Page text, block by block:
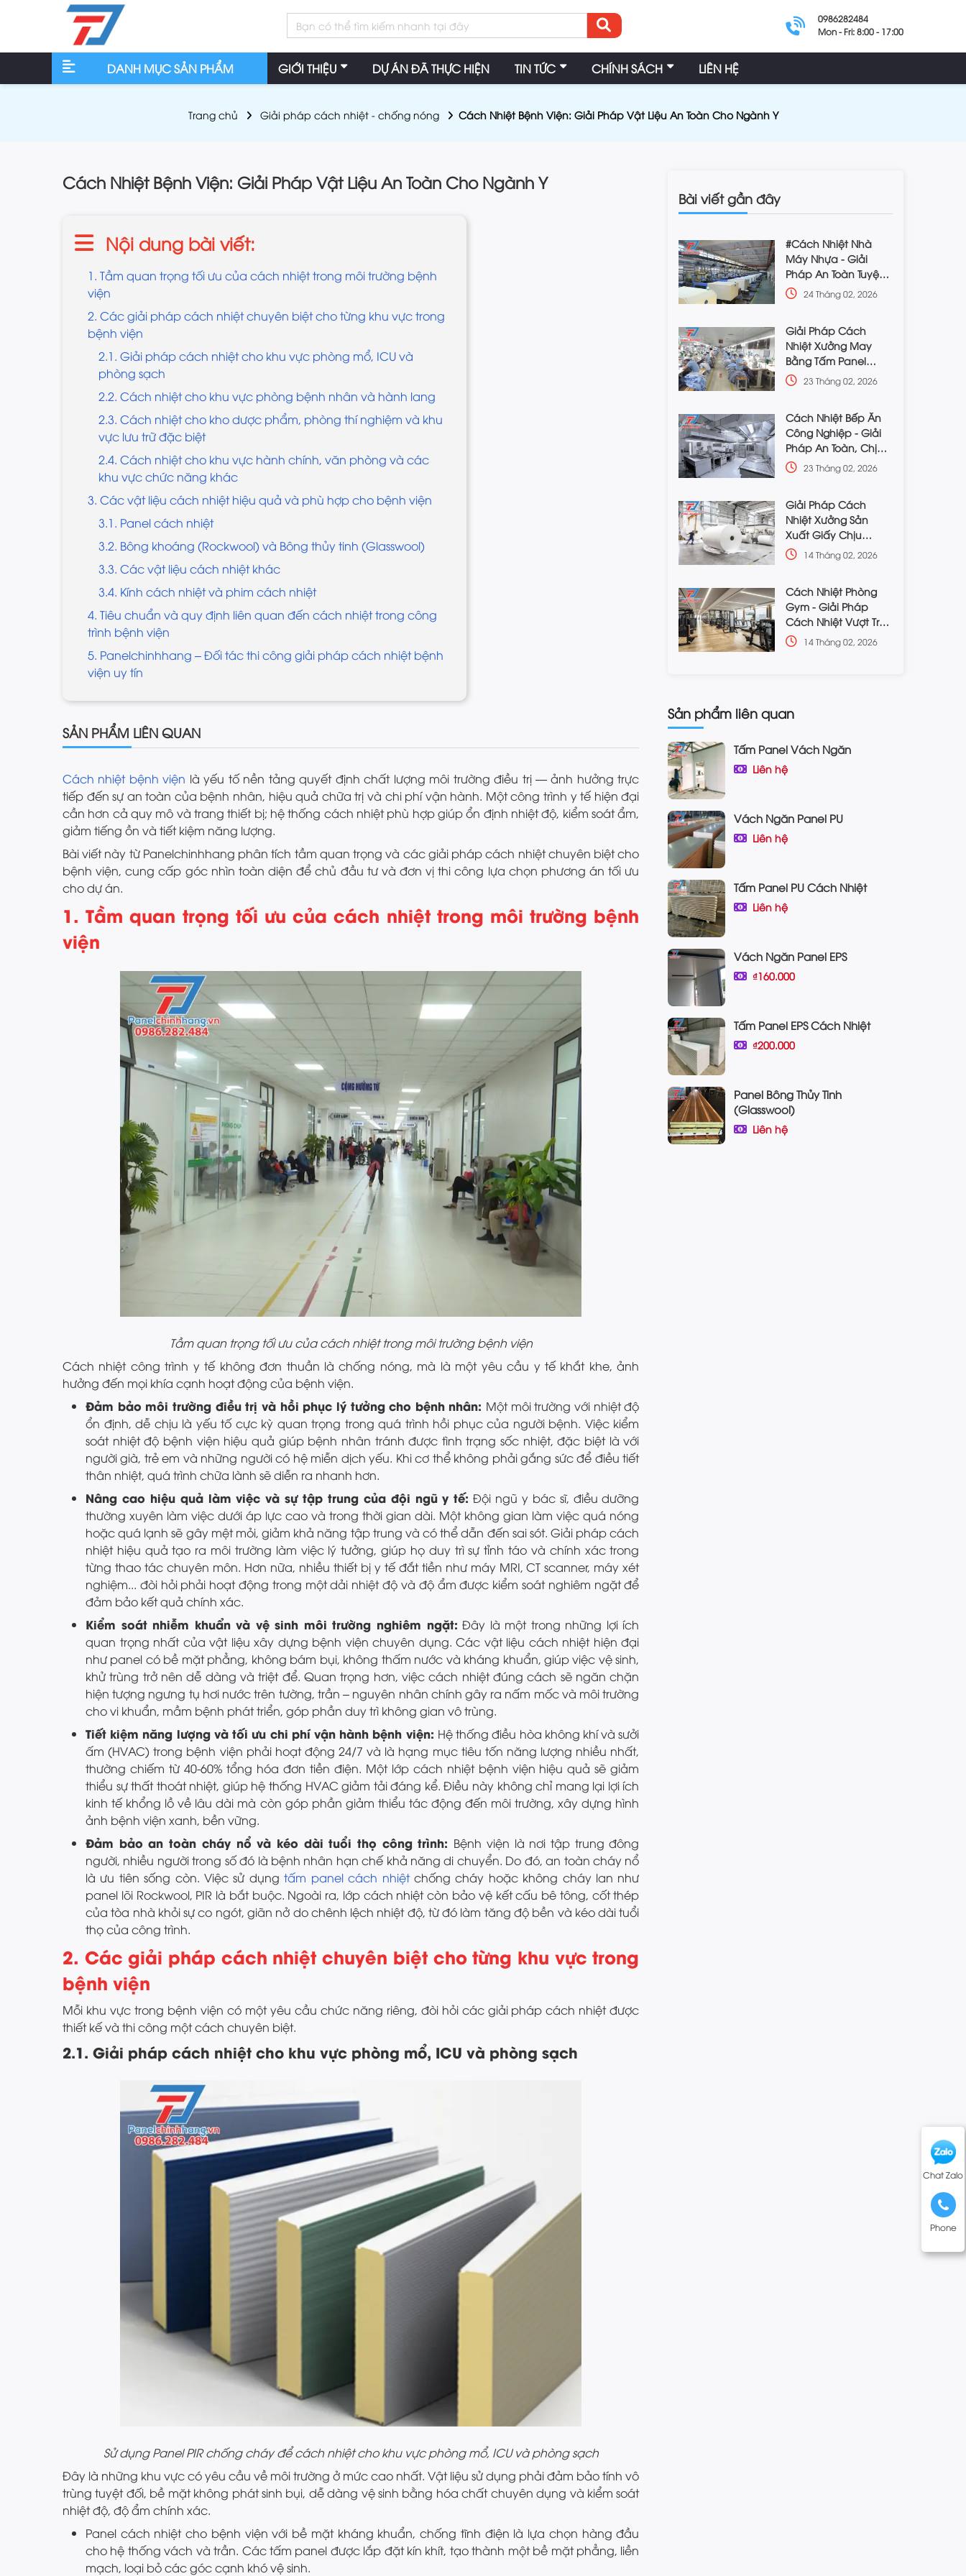
0986282484
Mon - Fri: 8:00 - 17:00
DANH MỤC SẢN PHẨM GIỚI THIỆU DỰ ÁN ĐÃ THỰC HIỆN TIN TỨC CHÍNH SÁCH LIÊN HỆ
Chat Zalo
Phone
Trang chủ Giải pháp cách nhiệt - chống nóng Cách Nhiệt Bệnh Viện: Giải Pháp Vật Liệu An Toàn Cho Ngành Y
Cách Nhiệt Bệnh Viện: Giải Pháp Vật Liệu An Toàn Cho Ngành Y
Nội dung bài viết:
1. Tầm quan trọng tối ưu của cách nhiệt trong môi trường bệnh
viện
2. Các giải pháp cách nhiệt chuyên biệt cho từng khu vực trong
bệnh viện
2.1. Giải pháp cách nhiệt cho khu vực phòng mổ, ICU và
phòng sạch
2.2. Cách nhiệt cho khu vực phòng bệnh nhân và hành lang
2.3. Cách nhiệt cho kho dược phẩm, phòng thí nghiệm và khu
vực lưu trữ đặc biệt
2.4. Cách nhiệt cho khu vực hành chính, văn phòng và các
khu vực chức năng khác
3. Các vật liệu cách nhiệt hiệu quả và phù hợp cho bệnh viện
3.1. Panel cách nhiệt
3.2. Bông khoáng (Rockwool) và Bông thủy tinh (Glasswool)
3.3. Các vật liệu cách nhiệt khác
3.4. Kính cách nhiệt và phim cách nhiệt
4. Tiêu chuẩn và quy định liên quan đến cách nhiệt trong công
trình bệnh viện
5. Panelchinhhang – Đối tác thi công giải pháp cách nhiệt bệnh
viện uy tín
SẢN PHẨM LIÊN QUAN
Cách nhiệt bệnh viện là yếu tố nền tảng quyết định chất lượng môi trường điều trị — ảnh hưởng trực
tiếp đến sự an toàn của bệnh nhân, hiệu quả chữa trị và chi phí vận hành. Một công trình y tế hiện đại
cần hơn cả quy mô và trang thiết bị; hệ thống cách nhiệt phù hợp giúp ổn định nhiệt độ, kiểm soát ẩm,
giảm tiếng ồn và tiết kiệm năng lượng.
Bài viết này từ Panelchinhhang phân tích tầm quan trọng và các giải pháp cách nhiệt chuyên biệt cho
bệnh viện, cung cấp góc nhìn toàn diện để chủ đầu tư và đơn vị thi công lựa chọn phương án tối ưu
cho dự án.
1. Tầm quan trọng tối ưu của cách nhiệt trong môi trường bệnh
viện
Tầm quan trọng tối ưu của cách nhiệt trong môi trường bệnh viện
Cách nhiệt công trình y tế không đơn thuần là chống nóng, mà là một yêu cầu y tế khắt khe, ảnh
hưởng đến mọi khía cạnh hoạt động của bệnh viện.
Đảm bảo môi trường điều trị và hồi phục lý tưởng cho bệnh nhân: Một môi trường với nhiệt độ
ổn định, dễ chịu là yếu tố cực kỳ quan trọng trong quá trình hồi phục của người bệnh. Việc kiểm
soát nhiệt độ bệnh viện hiệu quả giúp bệnh nhân tránh được tình trạng sốc nhiệt, đặc biệt là với
người già, trẻ em và những người có hệ miễn dịch yếu. Khi cơ thể không phải gắng sức để điều tiết
thân nhiệt, quá trình chữa lành sẽ diễn ra nhanh hơn.
Nâng cao hiệu quả làm việc và sự tập trung của đội ngũ y tế: Đội ngũ y bác sĩ, điều dưỡng
thường xuyên làm việc dưới áp lực cao và trong thời gian dài. Một không gian làm việc quá nóng
hoặc quá lạnh sẽ gây mệt mỏi, giảm khả năng tập trung và có thể dẫn đến sai sót. Giải pháp cách
nhiệt hiệu quả tạo ra môi trường làm việc lý tưởng, giúp họ duy trì sự tỉnh táo và chính xác trong
từng thao tác chuyên môn. Hơn nữa, nhiều thiết bị y tế đắt tiền như máy MRI, CT scanner, máy xét
nghiệm... đòi hỏi phải hoạt động trong một dải nhiệt độ và độ ẩm được kiểm soát nghiêm ngặt để
đảm bảo kết quả chính xác.
Kiểm soát nhiễm khuẩn và vệ sinh môi trường nghiêm ngặt: Đây là một trong những lợi ích
quan trọng nhất của vật liệu xây dựng bệnh viện chuyên dụng. Các vật liệu cách nhiệt hiện đại
như panel có bề mặt phẳng, không bám bụi, không thấm nước và kháng khuẩn, giúp việc vệ sinh,
khử trùng trở nên dễ dàng và triệt để. Quan trọng hơn, việc cách nhiệt đúng cách sẽ ngăn chặn
hiện tượng ngưng tụ hơi nước trên tường, trần – nguyên nhân chính gây ra nấm mốc và môi trường
cho vi khuẩn, mầm bệnh phát triển, góp phần duy trì không gian vô trùng.
Tiết kiệm năng lượng và tối ưu chi phí vận hành bệnh viện: Hệ thống điều hòa không khí và sưởi
ấm (HVAC) trong bệnh viện phải hoạt động 24/7 và là hạng mục tiêu tốn năng lượng nhiều nhất,
thường chiếm từ 40-60% tổng hóa đơn tiền điện. Một lớp cách nhiệt bệnh viện hiệu quả sẽ giảm
thiểu sự thất thoát nhiệt, giúp hệ thống HVAC giảm tải đáng kể. Điều này không chỉ mang lại lợi ích
kinh tế khổng lồ về lâu dài mà còn góp phần giảm thiểu tác động đến môi trường, xây dựng hình
ảnh bệnh viện xanh, bền vững.
Đảm bảo an toàn cháy nổ và kéo dài tuổi thọ công trình: Bệnh viện là nơi tập trung đông
người, nhiều người trong số đó là bệnh nhân hạn chế khả năng di chuyển. Do đó, an toàn cháy nổ
là ưu tiên sống còn. Việc sử dụngtấm panel cách nhiệtchống cháy hoặc không cháy lan như
panel lõi Rockwool, PIR là bắt buộc. Ngoài ra, lớp cách nhiệt còn bảo vệ kết cấu bê tông, cốt thép
của tòa nhà khỏi sự co ngót, giãn nở do chênh lệch nhiệt độ, từ đó làm tăng độ bền và kéo dài tuổi
thọ của công trình.
2. Các giải pháp cách nhiệt chuyên biệt cho từng khu vực trong
bệnh viện
Mỗi khu vực trong bệnh viện có một yêu cầu chức năng riêng, đòi hỏi các giải pháp cách nhiệt được
thiết kế và thi công một cách chuyên biệt.
2.1. Giải pháp cách nhiệt cho khu vực phòng mổ, ICU và phòng sạch
Sử dụng Panel PIR chống cháy để cách nhiệt cho khu vực phòng mổ, ICU và phòng sạch
Đây là những khu vực có yêu cầu về môi trường ở mức cao nhất. Vật liệu sử dụng phải đảm bảo tính vô
trùng tuyệt đối, bề mặt không phát sinh bụi, dễ dàng vệ sinh bằng hóa chất chuyên dụng và kiểm soát
nhiệt độ, độ ẩm chính xác.
Panel cách nhiệt cho bệnh viện với bề mặt kháng khuẩn, chống tĩnh điện là lựa chọn hàng đầu
cho hệ thống vách và trần. Các tấm panel được lắp đặt kín khít, tạo thành một bề mặt phẳng, liền
mạch, loại bỏ các góc cạnh khó vệ sinh.
Bài viết gần đây
#Cách Nhiệt Nhà
Máy Nhựa - Giải
Pháp An Toàn Tuyệt
Đối, Hiệu Quả Cao
24 Tháng 02, 2026
Giải Pháp Cách
Nhiệt Xưởng May
Bằng Tấm Panel
Chuẩn Kỹ Thuật
23 Tháng 02, 2026
Cách Nhiệt Bếp Ăn
Công Nghiệp - Giải
Pháp An Toàn, Chịu
Nhiệt Cao
23 Tháng 02, 2026
Giải Pháp Cách
Nhiệt Xưởng Sản
Xuất Giấy Chịu
Nhiệt, Chống Ẩm Tốt
14 Tháng 02, 2026
Cách Nhiệt Phòng
Gym - Giải Pháp
Cách Nhiệt Vượt Trội,
Giá Rẻ14 Tháng 02, 2026
Sản phẩm liên quan
Tấm Panel Vách Ngăn
Liên hệ
Vách Ngăn Panel PU
Liên hệ
Tấm Panel PU Cách Nhiệt
Liên hệ
Vách Ngăn Panel EPS
₫160.000
Tấm Panel EPS Cách Nhiệt
₫200.000
Panel Bông Thủy Tinh
(Glasswool)
Liên hệ